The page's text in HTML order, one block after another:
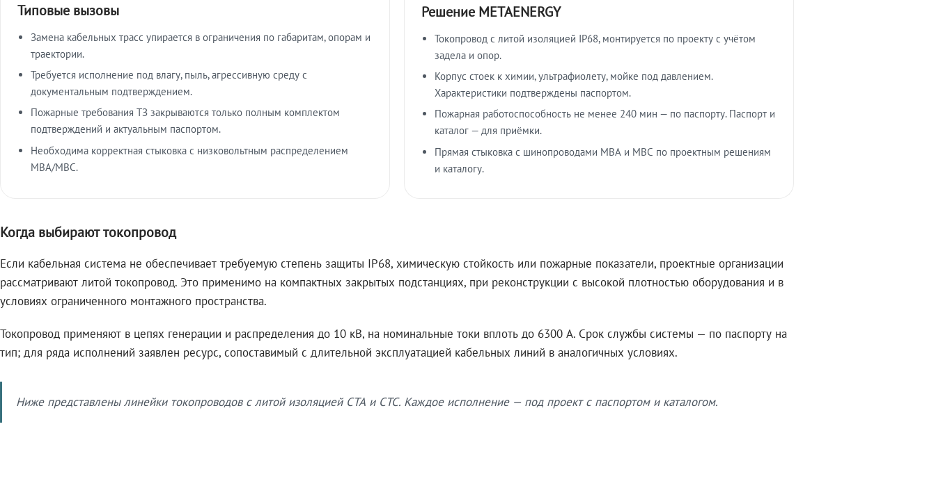
Типовые вызовы
Замена кабельных трасс упирается в ограничения по габаритам, опорам и
траектории.
Требуется исполнение под влагу, пыль, агрессивную среду с
документальным подтверждением.
Пожарные требования ТЗ закрываются только полным комплектом
подтверждений и актуальным паспортом.
Необходима корректная стыковка с низковольтным распределением
МВА/МВС.
Решение METAENERGY
Токопровод с литой изоляцией IP68, монтируется по проекту с учётом
задела и опор.
Корпус стоек к химии, ультрафиолету, мойке под давлением.
Характеристики подтверждены паспортом.
Пожарная работоспособность не менее 240 мин — по паспорту. Паспорт и
каталог — для приёмки.
Прямая стыковка с шинопроводами МВА и МВС по проектным решениям
и каталогу.
Когда выбирают токопровод
Если кабельная система не обеспечивает требуемую степень защиты IP68, химическую стойкость или пожарные показатели, проектные организации
рассматривают литой токопровод. Это применимо на компактных закрытых подстанциях, при реконструкции с высокой плотностью оборудования и в
условиях ограниченного монтажного пространства.
Токопровод применяют в цепях генерации и распределения до 10 кВ, на номинальные токи вплоть до 6300 А. Срок службы системы — по паспорту на
тип; для ряда исполнений заявлен ресурс, сопоставимый с длительной эксплуатацией кабельных линий в аналогичных условиях.
Ниже представлены линейки токопроводов с литой изоляцией СТА и СТС. Каждое исполнение — под проект с паспортом и каталогом.